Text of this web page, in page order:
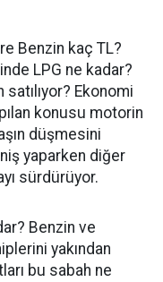
Benzin kaç TL?
LPG ne kadar?
Ekonomi
konusu motorin
düşmesini
yaparken diğer
sürdürüyor.
Benzin ve
yakından
bu sabah ne